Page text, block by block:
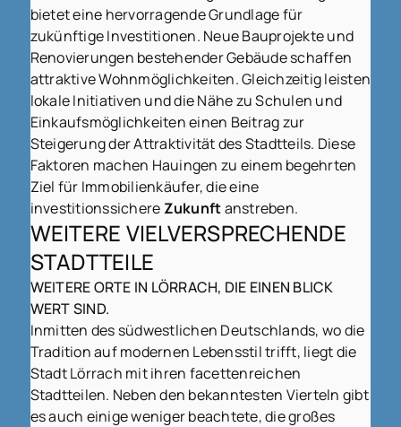
bietet eine hervorragende Grundlage für
zukünftige Investitionen. Neue Bauprojekte und
Renovierungen bestehender Gebäude schaffen
attraktive Wohnmöglichkeiten. Gleichzeitig leisten
lokale Initiativen und die Nähe zu Schulen und
Einkaufsmöglichkeiten einen Beitrag zur
Steigerung der Attraktivität des Stadtteils. Diese
Faktoren machen Hauingen zu einem begehrten
Ziel für Immobilienkäufer, die eine
investitionssichere Zukunftanstreben.
WEITERE VIELVERSPRECHENDE
STADTTEILE
WEITERE ORTE IN LÖRRACH, DIE EINEN BLICK
WERT SIND.
Inmitten des südwestlichen Deutschlands, wo die
Tradition auf modernen Lebensstil trifft, liegt die
Stadt Lörrach mit ihren facettenreichen
Stadtteilen. Neben den bekanntesten Vierteln gibt
es auch einige weniger beachtete, die großes